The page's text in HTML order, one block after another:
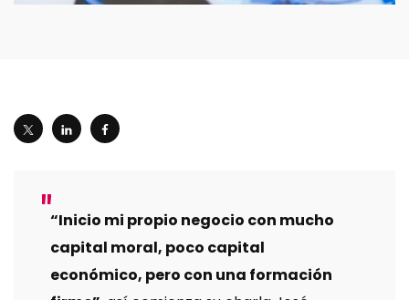
“Inicio mi propio negocio con mucho
capital moral, poco capital
económico, pero con una formación